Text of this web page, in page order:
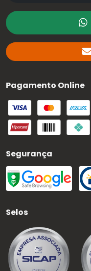
Pagamento Online
Segurança
Selos